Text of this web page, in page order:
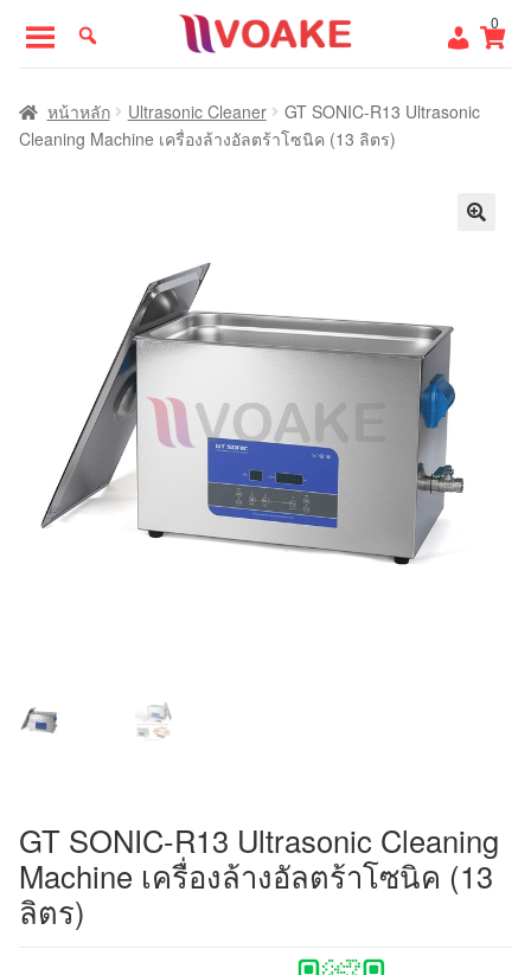
to
navigation
to
content
0
หน้าแรก
หน้าหลัก Ultrasonic Cleaner
GT SONIC-R13 Ultrasonic
Cleaning Machine เครื่องล้างอัลตร้าโซนิค (13 ลิตร)
GT SONIC-R13 Ultrasonic Cleaning
Machine เครื่องล้างอัลตร้าโซนิค (13
ลิตร)